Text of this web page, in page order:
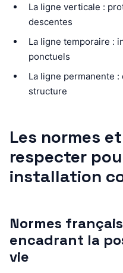
La ligne verticale :
descentes
La ligne temporaire :
ponctuels
La ligne permanente
structure
Les normes
respecter
installation
Normes
encadrant la
vie